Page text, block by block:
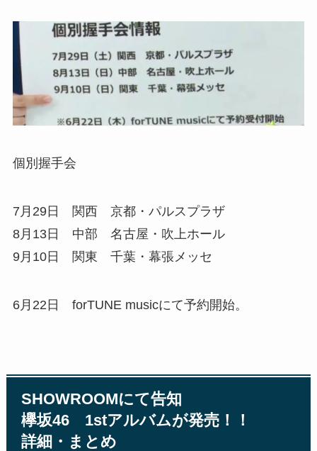
個別握手会
7月29日 関西 京都・パルスプラザ
8月13日 中部 名古屋・吹上ホール
9月10日 関東 千葉・幕張メッセ
6月22日 forTUNE musicにて予約開始。
SHOWROOMにて告知
欅坂46 1stアルバムが発売！！
詳細・まとめ